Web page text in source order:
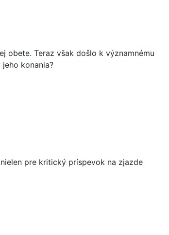
obete. Teraz však došlo k významnému
konania?
pre kritický príspevok na zjazde